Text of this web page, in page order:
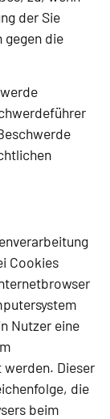
der Sie
gegen die
Cookies
Nutzer eine
Dieser
die
beim